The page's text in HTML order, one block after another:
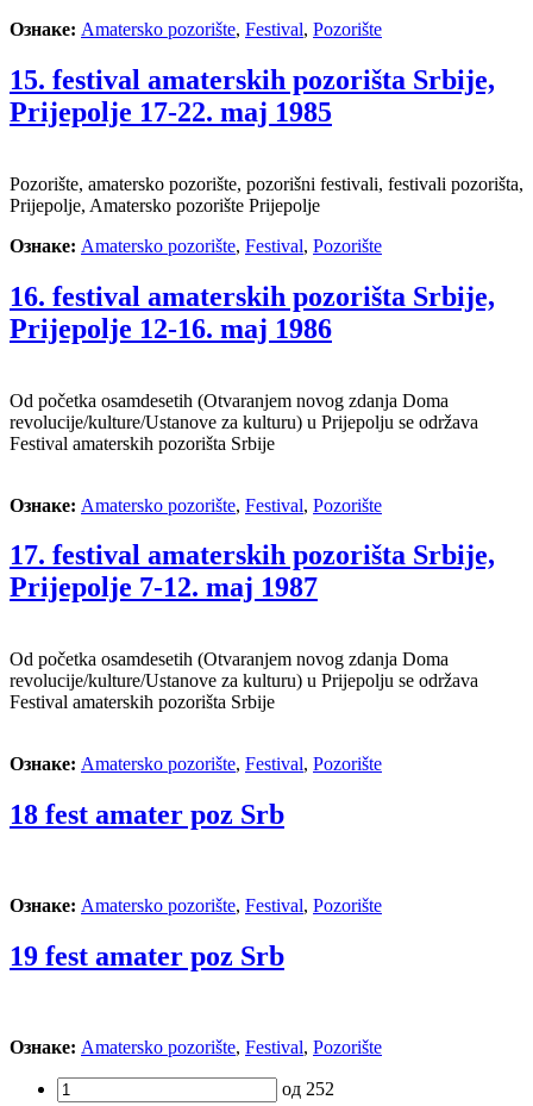
Ознаке: Amatersko pozorište, Festival, Pozorište
15. festival amaterskih pozorišta Srbije,
Prijepolje 17-22. maj 1985
Pozorište, amatersko pozorište, pozorišni festivali, festivali pozorišta,
Prijepolje, Amatersko pozorište Prijepolje
Ознаке: Amatersko pozorište, Festival, Pozorište
16. festival amaterskih pozorišta Srbije,
Prijepolje 12-16. maj 1986
Od početka osamdesetih (Otvaranjem novog zdanja Doma
revolucije/kulture/Ustanove za kulturu) u Prijepolju se održava
Festival amaterskih pozorišta Srbije
Ознаке: Amatersko pozorište, Festival, Pozorište
17. festival amaterskih pozorišta Srbije,
Prijepolje 7-12. maj 1987
Od početka osamdesetih (Otvaranjem novog zdanja Doma
revolucije/kulture/Ustanove za kulturu) u Prijepolju se održava
Festival amaterskih pozorišta Srbije
Ознаке: Amatersko pozorište, Festival, Pozorište
18 fest amater poz Srb
Ознаке: Amatersko pozorište, Festival, Pozorište
19 fest amater poz Srb
Ознаке: Amatersko pozorište, Festival, Pozorište
од 252